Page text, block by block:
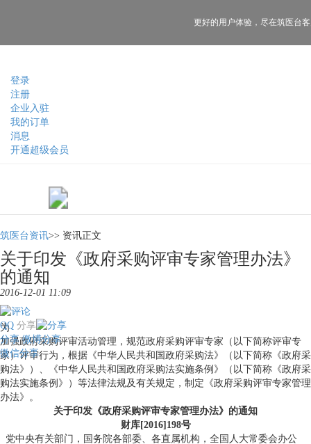
登录
注册
企业入驻
我的订单
消息
开通超级会员
更好的用户体验， 尽在筑医台
筑医台资讯>> 资讯正文
关于印发《政府采购评审专家管理办法》
的通知
2016-12-01 11:09
分享
QQ
分享 微博分享
微信分享
为
加强政府采购评审活动管理，规范政府采购评审专家（以下简称评审专
家）评审行为，根据《中华人民共和国政府采购法》（以下简称《政府采
购法》）、《中华人民共和国政府采购法实施条例》（以下简称《政府采
购法实施条例》）等法律法规及有关规定，制定《政府采购评审专家管理
办法》。
关于印发《政府采购评审专家管理办法》的通知
财库[2016]198号
党中央有关部门，国务院各部委、各直属机构，全国人大常委会办公